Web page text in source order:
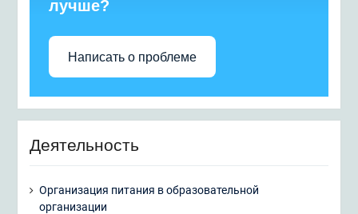
лучше?
Написать о проблеме
Деятельность
Организация питания в образовательной
организации